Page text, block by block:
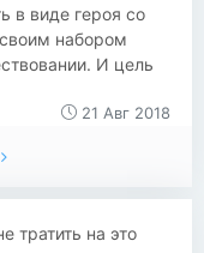
в виде героя со
набором
И цель
21 Авг 2018
тратить на это